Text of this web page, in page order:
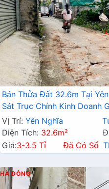
Bán Thửa Đất 32.6m Tại
Sát Trục Chính Kinh Doanh
Rộng
Vị Trí: Yên Nghĩa
Diện Tích: 32.6m²
Giá:3-3.5 Tỉ Đã Có Sổ
HÀ ĐÔNG